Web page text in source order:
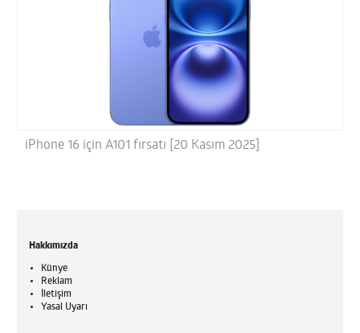
iPhone 16 için A101 fırsatı [20 Kasım 2025]
Hakkımızda
Künye
Reklam
İletişim
Yasal Uyarı